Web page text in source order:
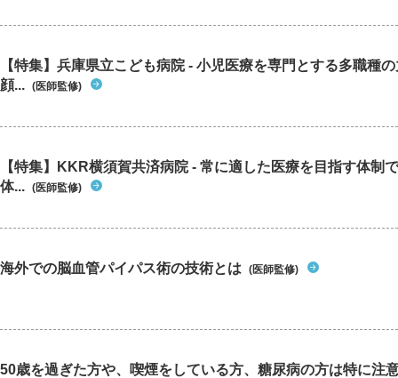
【特集】兵庫県立こども病院 - 小児医療を専門とする多職種
顔... (医師監修)
【特集】KKR横須賀共済病院 - 常に適した医療を目指す体制
体... (医師監修)
海外での脳血管パイパス術の技術とは (医師監修)
50歳を過ぎた方や、喫煙をしている方、糖尿病の方は特に注